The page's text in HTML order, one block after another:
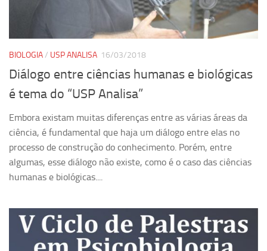
Daniel Domingues dos Santos
Programas Ano Sabático Encerrados
Fernando de Lima Caneppele
Geciane Silveira Porto
Maria Paula Costa Bertran
Professor Sênior
Institucional
Polo Ribeirão Preto
BIOLOGIA/ USP ANALISA 16/03/2018
Diálogo entre ciências humanas e biológicas
é tema do “USP Analisa”
Embora existam muitas diferenças entre as várias áreas da
ciência, é fundamental que haja um diálogo entre elas no
processo de construção do conhecimento. Porém, entre
algumas, esse diálogo não existe, como é o caso das ciências
humanas e biológicas....